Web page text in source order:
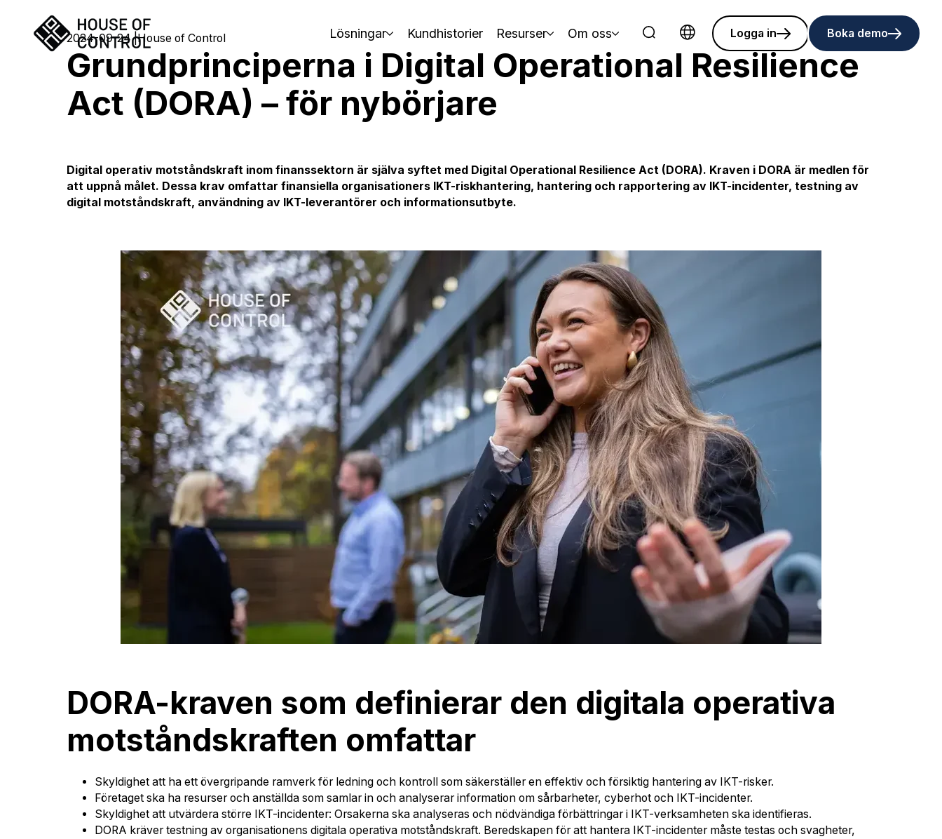
Lösningar Kundhistorier Resurser Om oss
Choose language
Logga in Boka demo
2024-09-24 House of Control
Grundprinciperna i Digital Operational Resilience
Act (DORA) – för nybörjare
Digital operativ motståndskraft inom finanssektorn är själva syftet med Digital Operational Resilience Act (DORA). Kraven i DORA är medlen för
att uppnå målet. Dessa krav omfattar finansiella organisationers IKT-riskhantering, hantering och rapportering av IKT-incidenter, testning av
digital motståndskraft, användning av IKT-leverantörer och informationsutbyte.
DORA-kraven som definierar den digitala operativa
motståndskraften omfattar
Skyldighet att ha ett övergripande ramverk för ledning och kontroll som säkerställer en effektiv och försiktig hantering av IKT-risker.
Företaget ska ha resurser och anställda som samlar in och analyserar information om sårbarheter, cyberhot och IKT-incidenter.
Skyldighet att utvärdera större IKT-incidenter: Orsakerna ska analyseras och nödvändiga förbättringar i IKT-verksamheten ska identifieras.
DORA kräver testning av organisationens digitala operativa motståndskraft. Beredskapen för att hantera IKT-incidenter måste testas och svagheter,